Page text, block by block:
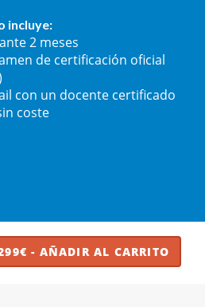
incluye:
2 meses
de certificación oficial
con un docente certificado
coste
- AÑADIR AL CARRITO